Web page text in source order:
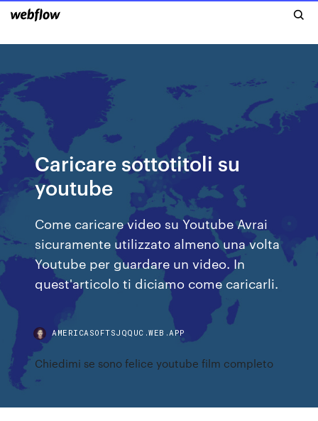
Caricare sottotitoli su
youtube
Come caricare video su Youtube Avrai
sicuramente utilizzato almeno una volta
Youtube per guardare un video. In
quest'articolo ti diciamo come caricarli.
AMERICASOFTSJQQUC.WEB.APP
Chiedimi se sono felice youtube film completo